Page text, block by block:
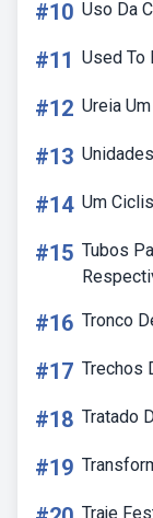
#10 Uso Da
#11 Used To
#12 Ureia
#13
#14 Um
#15 Tubos
#16 Tronco
#17 Trechos
#18 Tratado
#19
Traje